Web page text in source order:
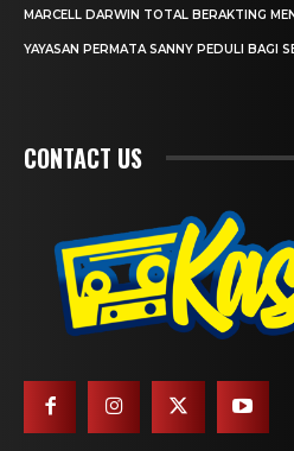
MARCELL DARWIN TOTAL BERAKTING
YAYASAN PERMATA SANNY PEDULI BAGI
CONTACT US